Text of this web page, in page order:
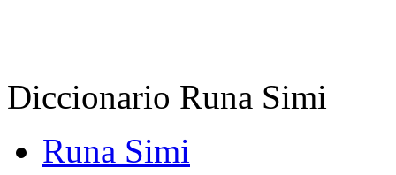
Diccionario Runa Simi
Runa Simi